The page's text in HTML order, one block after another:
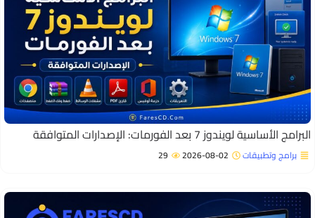
الأساسية لويندوز 7 بعد الفورمات: الإصدارات المتوافقة
برامج وتطبيقات 2026-08-02
29